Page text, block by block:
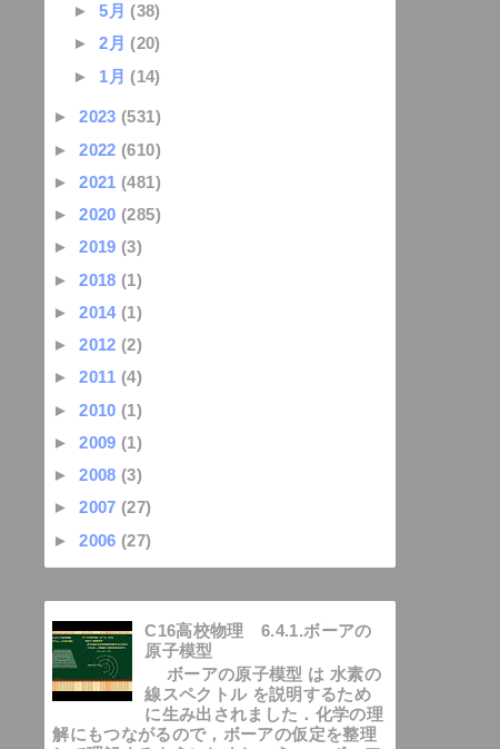
►5月 (38)
►2月 (20)
► 1月 (14)
►2023 (531)
►2022 (610)
►2021 (481)
►2020 (285)
►2019 (3)
►2018 (1)
►2014 (1)
►2012 (2)
►2011 (4)
►2010 (1)
►2009 (1)
►2008 (3)
►2007 (27)
►2006 (27)
C16高校物理 6.4.1.ボーアの
原子模型
ボーアの原子模型 は 水素の
線スペクトル を説明するため
に生み出されました．化学の理
解にもつながるので，ボーアの仮定を整理